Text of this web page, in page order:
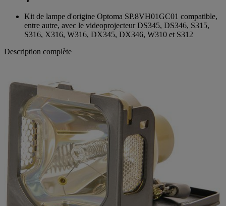
Kit de lampe d'origine Optoma SP.8VH01GC01 compatible,
entre autre, avec le videoprojecteur DS345, DS346, S315,
S316, X316, W316, DX345, DX346, W310 et S312
Description complète